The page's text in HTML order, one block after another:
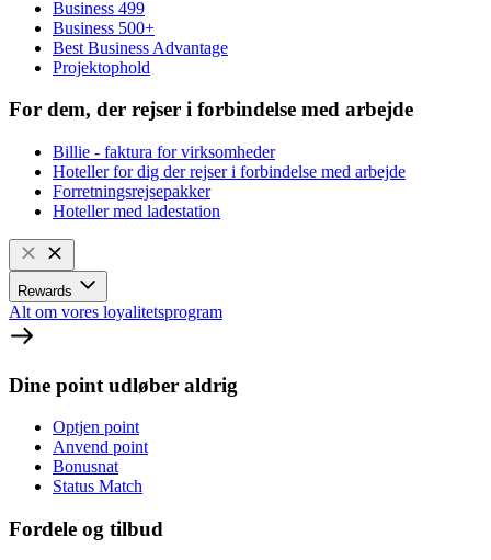
Business 499
Business 500+
Best Business Advantage
Projektophold
For dem, der rejser i forbindelse med arbejde
Billie - faktura for virksomheder
Hoteller for dig der rejser i forbindelse med arbejde
Forretningsrejsepakker
Hoteller med ladestation
Rewards
Alt om vores loyalitetsprogram
Dine point udløber aldrig
Optjen point
Anvend point
Bonusnat
Status Match
Fordele og tilbud